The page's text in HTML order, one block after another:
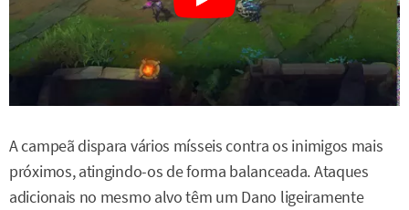
A campeã dispara vários mísseis contra os inimigos mais
próximos, atingindo-os de forma balanceada. Ataques
adicionais no mesmo alvo têm um Dano ligeiramente